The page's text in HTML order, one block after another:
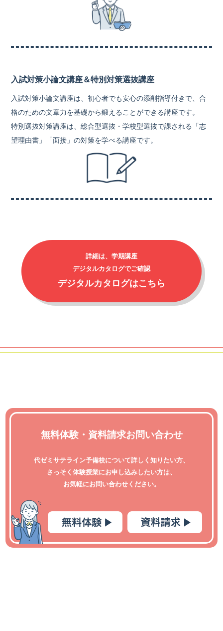
入試対策小論文講座＆特別対策選抜講座
入試対策小論文講座は、初心者でも安心の添削指導付きで、合
格のための文章力を基礎から鍛えることができる講座です。
特別選抜対策講座は、総合型選抜・学校型選抜で課される「志
望理由書」「面接」の対策を学べる講座です。
詳細は、学期講座
デジタルカタログでご確認
デジタルカタログはこちら
無料体験・資料請求お問い合わせ
代ゼミサテライン予備校について詳しく知りたい方、
さっそく体験授業にお申し込みしたい方は、
お気軽にお問い合わせください。